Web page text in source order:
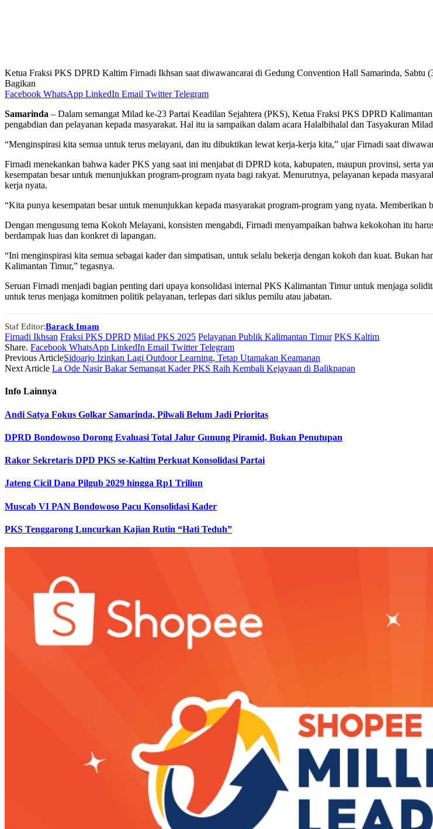
Ketua Fraksi PKS DPRD Kaltim Firnadi Ikhsan saat diwawancarai di Gedung Convention Hall Samarinda, Sabtu
Bagikan
Facebook WhatsApp LinkedIn Email Twitter Telegram
Samarinda – Dalam semangat Milad ke-23 Partai Keadilan Sejahtera (PKS), Ketua Fraksi PKS DPRD
pengabdian dan pelayanan kepada masyarakat. Hal itu ia sampaikan dalam acara Halalbihalal dan Tasyakuran
“Menginspirasi kita semua untuk terus melayani, dan itu dibuktikan lewat kerja-kerja kita,” ujar Firnadi saat
Firnadi menekankan bahwa kader PKS yang saat ini menjabat di DPRD kota, kabupaten, maupun provinsi, serta
kesempatan besar untuk menunjukkan program-program nyata bagi rakyat. Menurutnya, pelayanan kepada
kerja nyata.
“Kita punya kesempatan besar untuk menunjukkan kepada masyarakat program-program yang nyata.
Dengan mengusung tema Kokoh Melayani, konsisten mengabdi, Firnadi menyampaikan bahwa kekokohan itu
berdampak luas dan konkret di lapangan.
“Ini menginspirasi kita semua sebagai kader dan simpatisan, untuk selalu bekerja dengan kokoh dan kuat. Bukan
Kalimantan Timur,” tegasnya.
Seruan Firnadi menjadi bagian penting dari upaya konsolidasi internal PKS Kalimantan Timur untuk menjaga
untuk terus menjaga komitmen politik pelayanan, terlepas dari siklus pemilu atau jabatan.
Staf Editor:Barack Imam
Firnadi Ikhsan Fraksi PKS DPRD Milad PKS 2025 Pelayanan Publik Kalimantan Timur PKS Kaltim
Share. Facebook WhatsApp LinkedIn Email Twitter Telegram
Previous ArticleSidoarjo Izinkan Lagi Outdoor Learning, Tetap Utamakan Keamanan
Next Article La Ode Nasir Bakar Semangat Kader PKS Raih Kembali Kejayaan di Balikpapan
Info Lainnya
Andi Satya Fokus Golkar Samarinda, Pilwali Belum Jadi Prioritas
DPRD Bondowoso Dorong Evaluasi Total Jalur Gunung Piramid, Bukan Penutupan
Rakor Sekretaris DPD PKS se-Kaltim Perkuat Konsolidasi Partai
Jateng Cicil Dana Pilgub 2029 hingga Rp1 Triliun
Muscab VI PAN Bondowoso Pacu Konsolidasi Kader
PKS Tenggarong Luncurkan Kajian Rutin “Hati Teduh”